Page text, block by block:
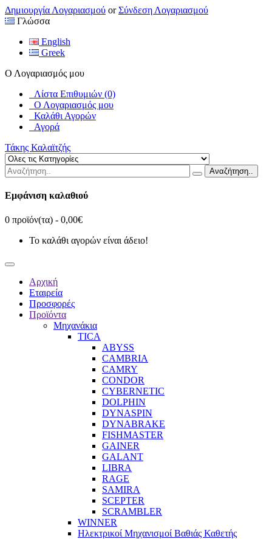
Δημιουργία Λογαριασμού orΣύνδεση Λογαριασμού
Γλώσσα
English
Greek
Ο Λογαριασμός μου
Λίστα Επιθυμιών (0)
Ο Λογαριασμός μου
Καλάθι Αγορών
Αγορά
Τάκης Καλαϊτζής
Αναζήτηση..
Εμφάνιση καλαθιού
0 προϊόν(τα) - 0,00€
Το καλάθι αγορών είναι άδειο!
Αρχική
Εταιρεία
Προσφορές
Προϊόντα
Μηχανάκια
TICA
ABYSS
CAMBRIA
CAMRY
CONDOR
CYBERNETIC
DOLPHIN
DYNASPIN
DYNABRAKE
FISHMASTER
GAINER
GALANT
LIBRA
RAGE
SAMIRA
SCEPTER
SCRAMBLER
WINNER
Ηλεκτρικοί Μηχανισμοί Βαθιάς Καθετής